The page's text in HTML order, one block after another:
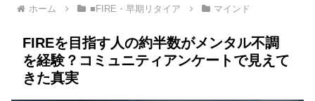
ホーム ■FIRE・早期リタイア マインド
FIREを目指す人の約半数がメンタル不調
を経験？コミュニティアンケートで見えて
きた真実